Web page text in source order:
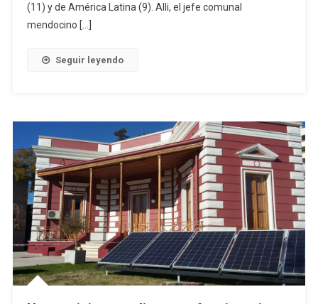
(11) y de América Latina (9). Alli, el jefe comunal
mendocino […]
Seguir leyendo